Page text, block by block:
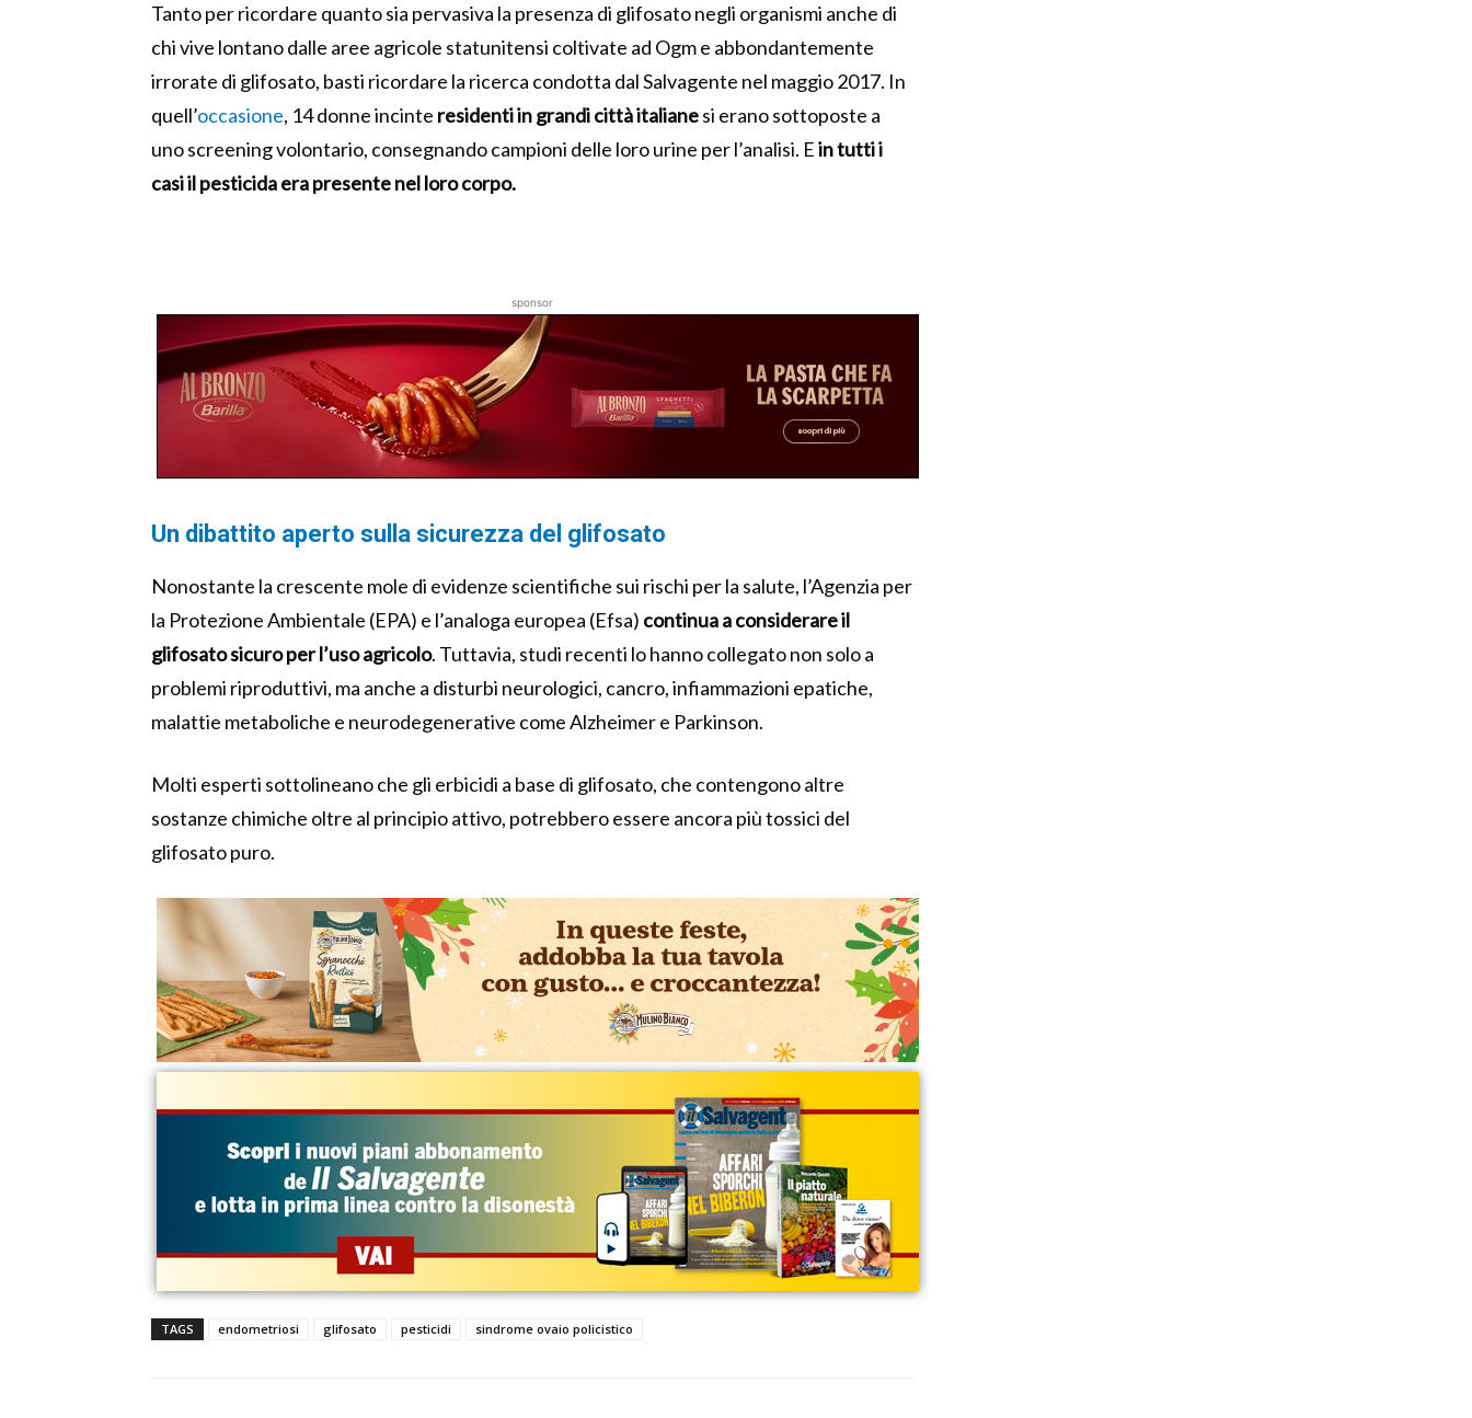
Tanto per ricordare quanto sia pervasiva la presenza di glifosato negli organismi anche di
chi vive lontano dalle aree agricole statunitensi coltivate ad Ogm e abbondantemente
irrorate di glifosato, basti ricordare la ricerca condotta dal Salvagente nel maggio 2017. In
quell’occasione, 14 donne incinte residenti in grandi città italianesi erano sottoposte a
uno screening volontario, consegnando campioni delle loro urine per l’analisi. Ein tutti i
casi il pesticida era presente nel loro corpo.
sponsor
Un dibattito aperto sulla sicurezza del glifosato
Nonostante la crescente mole di evidenze scientifiche sui rischi per la salute, l’Agenzia per
la Protezione Ambientale (EPA) e l’analoga europea (Efsa) continua a considerare il
glifosato sicuro per l’uso agricolo. Tuttavia, studi recenti lo hanno collegato non solo a
problemi riproduttivi, ma anche a disturbi neurologici, cancro, infiammazioni epatiche,
malattie metaboliche e neurodegenerative come Alzheimer e Parkinson.
Molti esperti sottolineano che gli erbicidi a base di glifosato, che contengono altre
sostanze chimiche oltre al principio attivo, potrebbero essere ancora più tossici del
glifosato puro.
TAGS endometriosi glifosato pesticidi sindrome ovaio policistico